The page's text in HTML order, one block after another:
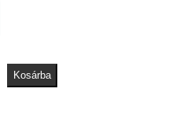
Kosárba